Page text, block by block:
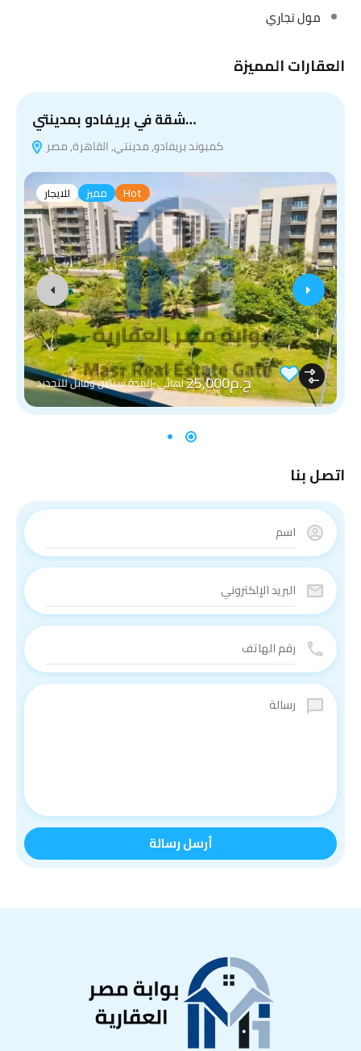
مول تجاري
العقارات المميزة
شقة في بريفادو بمدينتي…
كمبوند بريفادو, مدينتي, القاهرة, مصر
للايجار مميز Hot
ج.م25,000 نهائي-المدة سنتين وقابل للتجديد
اتصل بنا